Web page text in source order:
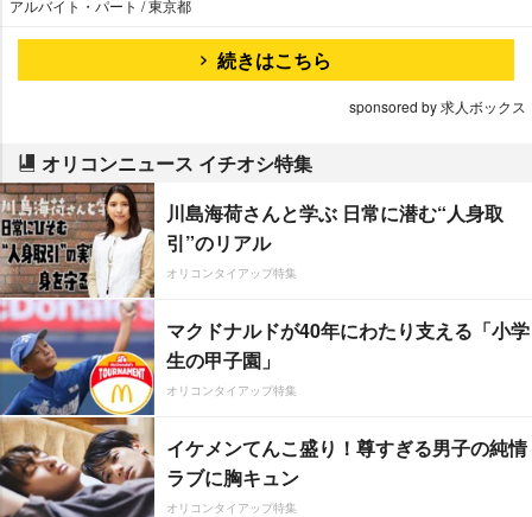
アルバイト・パート / 東京都
続きはこちら
sponsored by 求人ボックス
オリコンニュース イチオシ特集
川島海荷さんと学ぶ 日常に潜む“人身取
引”のリアル
オリコンタイアップ特集
マクドナルドが40年にわたり支える「小学
生の甲子園」
オリコンタイアップ特集
イケメンてんこ盛り！尊すぎる男子の純情
ラブに胸キュン
オリコンタイアップ特集